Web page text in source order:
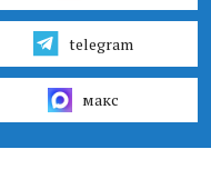
telegram
макс